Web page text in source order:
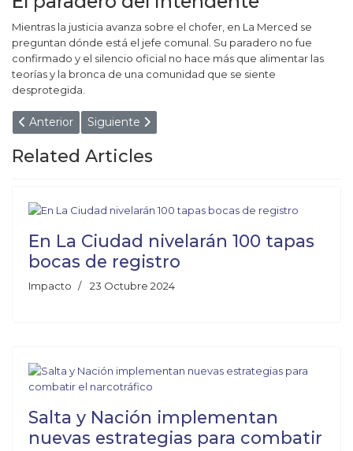
Mientras la justicia avanza sobre el chofer, en La Merced se
preguntan dónde está el jefe comunal. Su paradero no fue
confirmado y el silencio oficial no hace más que alimentar las
teorías y la bronca de una comunidad que se siente
desprotegida.
Artículo anterior: CONFLICTO ENTRE ALUMNAS GENERÓ
Anterior Artículo siguiente: ¡NI EL AMOR LOS SALVÓ!
Siguiente
Related Articles
En La Ciudad nivelarán 100 tapas
bocas de registro
Impacto 23 Octubre 2024
Salta y Nación implementan
nuevas estrategias para combatir